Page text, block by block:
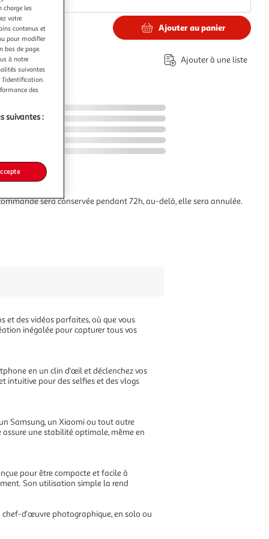
part.
Ajouter au panier
Ajouter à une liste
sera conservée pendant 72h, au-delà, elle sera annulée.
et des vidéos parfaites, où que vous
inégalée pour capturer tous vos
en un clin d'œil et déclenchez vos
intuitive pour des selfies et des vlogs
Samsung, un Xiaomi ou tout autre
une stabilité optimale, même en
pour être compacte et facile à
Son utilisation simple la rend
chef-d'œuvre photographique, en solo ou
charge les
votre
contenus et
pour modifier
bas de page.
à notre
suivantes
des
suivantes :